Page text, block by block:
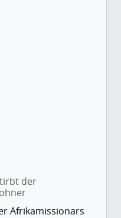
der
Afrikamissionars